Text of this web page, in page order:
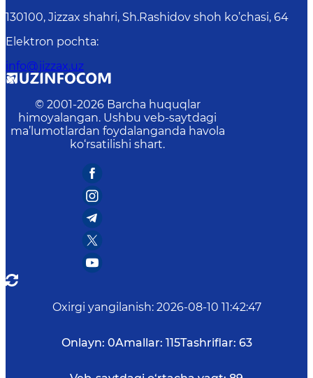
130100, Jizzax shahri, Sh.Rashidov shoh ko’chasi, 64
Elektron pochta:
info@jizzax.uz
© 2001-2026 Barcha huquqlar
himoyalangan. Ushbu veb-saytdagi
ma’lumotlardan foydalanganda havola
ko‘rsatilishi shart.
Oxirgi yangilanish: 2026-08-10 11:42:47
Onlayn: 0Amallar: 115Tashriflar: 63